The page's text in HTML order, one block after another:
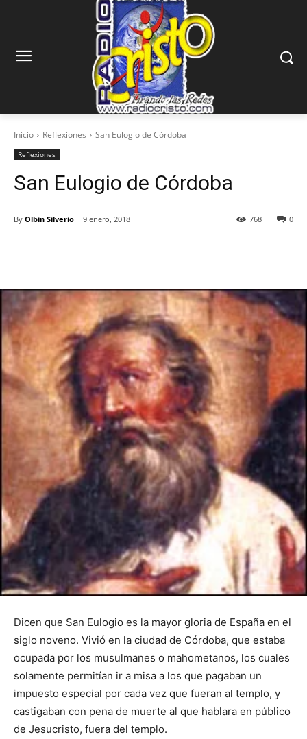
Inicio Reflexiones San Eulogio de Córdoba
Reflexiones
San Eulogio de Córdoba
By Olbin Silverio 9 enero, 2018 0
768
Dicen que San Eulogio es la mayor gloria de España en el
siglo noveno. Vivió en la ciudad de Córdoba, que estaba
ocupada por los musulmanes o mahometanos, los cuales
solamente permitían ir a misa a los que pagaban un
impuesto especial por cada vez que fueran al templo, y
castigaban con pena de muerte al que hablara en público
de Jesucristo, fuera del templo.